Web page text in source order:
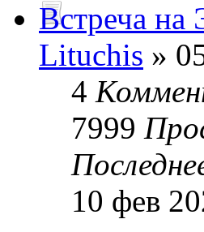
Встреча на
Lituchis »
4
7999
10 фев